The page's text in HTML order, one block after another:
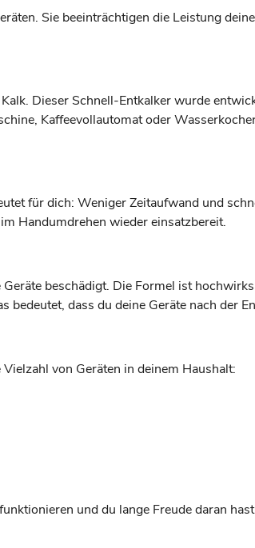
Sie beeinträchtigen die Leistung
Dieser Schnell-Entkalker wurde
Kaffeevollautomat oder
für dich: Weniger Zeitaufwand und
Handumdrehen wieder einsatzbereit.
beschädigt. Die Formel ist
dass du deine Geräte nach der
von Geräten in deinem Haushalt:
und du lange Freude daran